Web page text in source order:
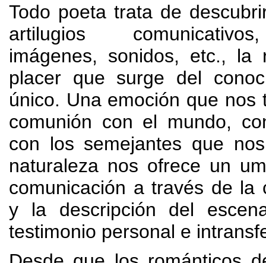
Todo poeta trata de
artilugios comunicativos
imágenes, sonidos, etc., la
placer que surge del
único. Una emoción que nos
comunión con el mundo,
con los semejantes que
naturaleza nos ofrece un
comunicación a través de la
y la descripción del
testimonio personal e